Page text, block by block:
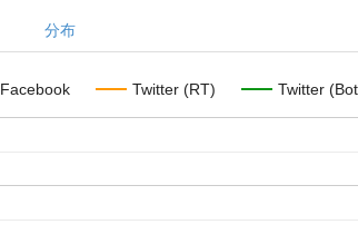
分布
Facebook Twitter (RT) Twitter